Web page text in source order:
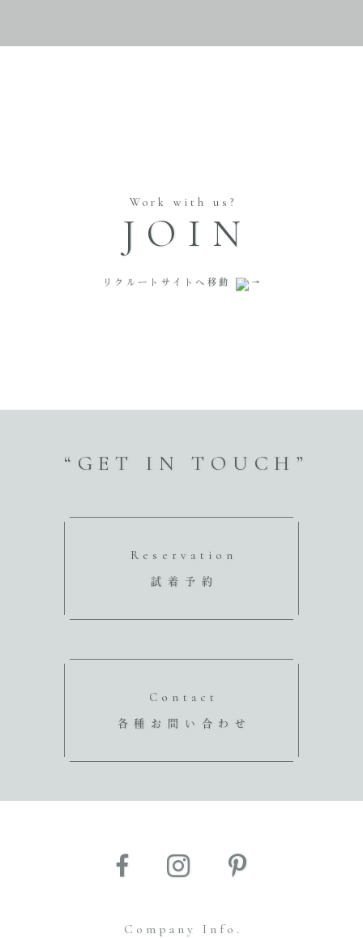
Work with us?
JOIN
リクルートサイトへ移動
“GET IN TOUCH”
Reservation
試着予約
Contact
各種お問い合わせ
Company Info.